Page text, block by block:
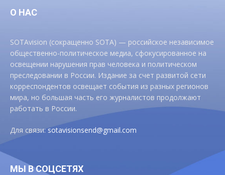
О НАС
SOTAvision (сокращенно SOTA) — российское независимое
общественно-политическое медиа, сфокусированное на
освещении нарушения прав человека и политическом
преследовании в России. Издание за счет развитой сети
корреспондентов освещает события из разных регионов
мира, но большая часть его журналистов продолжают
работать в России.
Для связи:sotavisionsend@gmail.com
МЫ В СОЦСЕТЯХ